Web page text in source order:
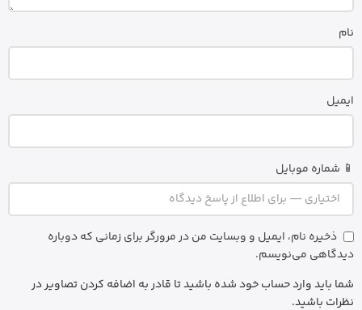
نام
ایمیل
📱 شماره موبایل
ذخیره نام، ایمیل و وبسایت من در مرورگر برای زمانی که دوباره
دیدگاهی می‌نویسم.
شما باید وارد حساب خود شده باشید تا قادر به اضافه کردن تصاویر در
نظرات باشید.